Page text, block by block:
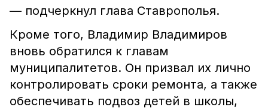
— подчеркнул глава Ставрополья.
Кроме того, Владимир Владимиров
вновь обратился к главам
муниципалитетов. Он призвал их лично
контролировать сроки ремонта, а также
обеспечивать подвоз детей в школы,